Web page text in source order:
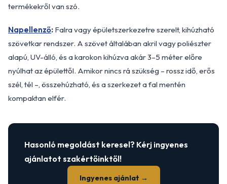
termékekről van szó.
Napellenző: Falra vagy épületszerkezetre szerelt, kihúzható
szövetkar rendszer. A szövet általában akril vagy poliészter
alapú, UV-álló, és a karokon kihúzva akár 3–5 méter előre
nyúlhat az épülettől. Amikor nincs rá szükség – rossz idő, erős
szél, tél –, összehúzható, és a szerkezet a fal mentén
kompaktan elfér.
Hasonló megoldást keresel? Kérj ingyenes
ajánlatot szakértőinktől!
Ingyenes ajánlat →